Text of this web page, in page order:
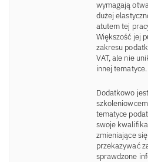
wymagają
dużej
atutem tej
Większość jej
zakresu
VAT, ale nie
innej tematyce.
Dodatkowo
tematyce
swoje
zmieniające
przekazywać
sprawdzone